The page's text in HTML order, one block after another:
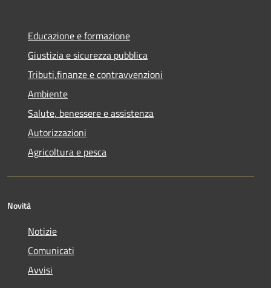
Educazione e formazione
Giustizia e sicurezza pubblica
Tributi,finanze e contravvenzioni
Ambiente
Salute, benessere e assistenza
Autorizzazioni
Agricoltura e pesca
Novità
Notizie
Comunicati
Avvisi